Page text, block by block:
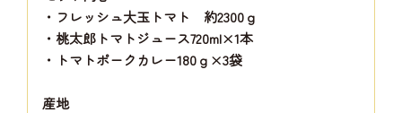
・フレッシュ大玉トマト 約2300ｇ
・桃太郎トマトジュース720ml×1本
・トマトポークカレー180ｇ×3袋
産地